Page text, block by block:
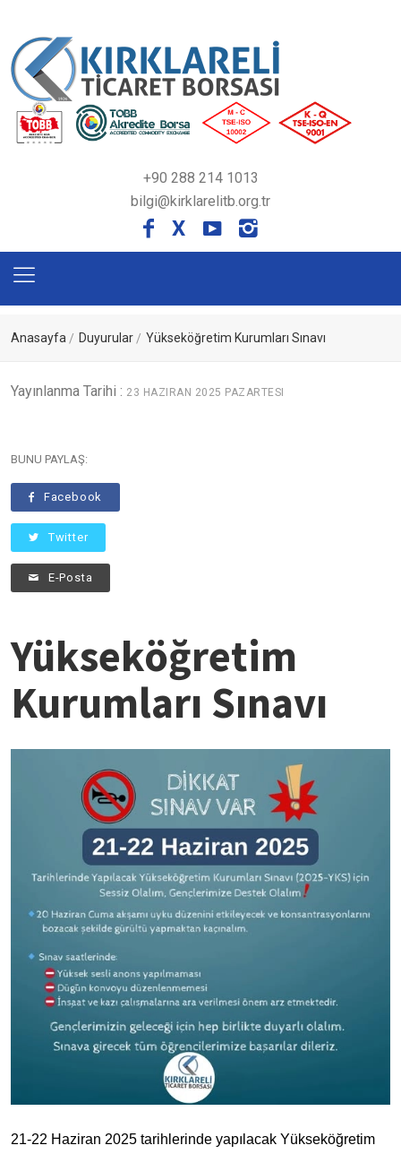
+90 288 214 1013
bilgi@kirklarelitb.org.tr
X
Anasayfa Duyurular Yükseköğretim Kurumları Sınavı
Yayınlanma Tarihi : 23 HAZIRAN 2025 PAZARTESI
BUNU PAYLAŞ:
Facebook
Twitter
E-Posta
Yükseköğretim
Kurumları Sınavı
21-22 Haziran 2025 tarihlerinde yapılacak Yükseköğretim